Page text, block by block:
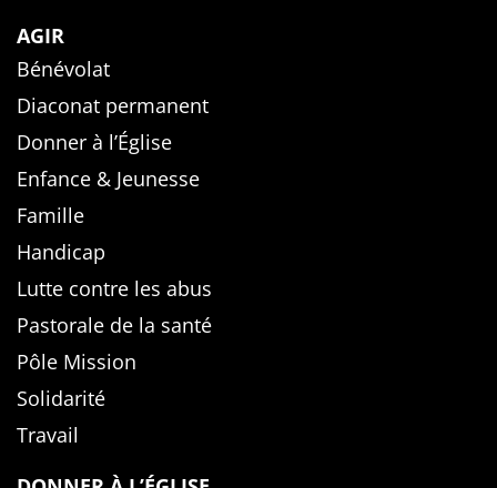
AGIR
Bénévolat
Diaconat permanent
Donner à l’Église
Enfance & Jeunesse
Famille
Handicap
Lutte contre les abus
Pastorale de la santé
Pôle Mission
Solidarité
Travail